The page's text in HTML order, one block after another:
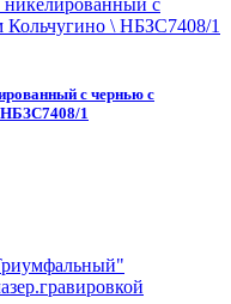
с чернью с
НБЗС7408/1